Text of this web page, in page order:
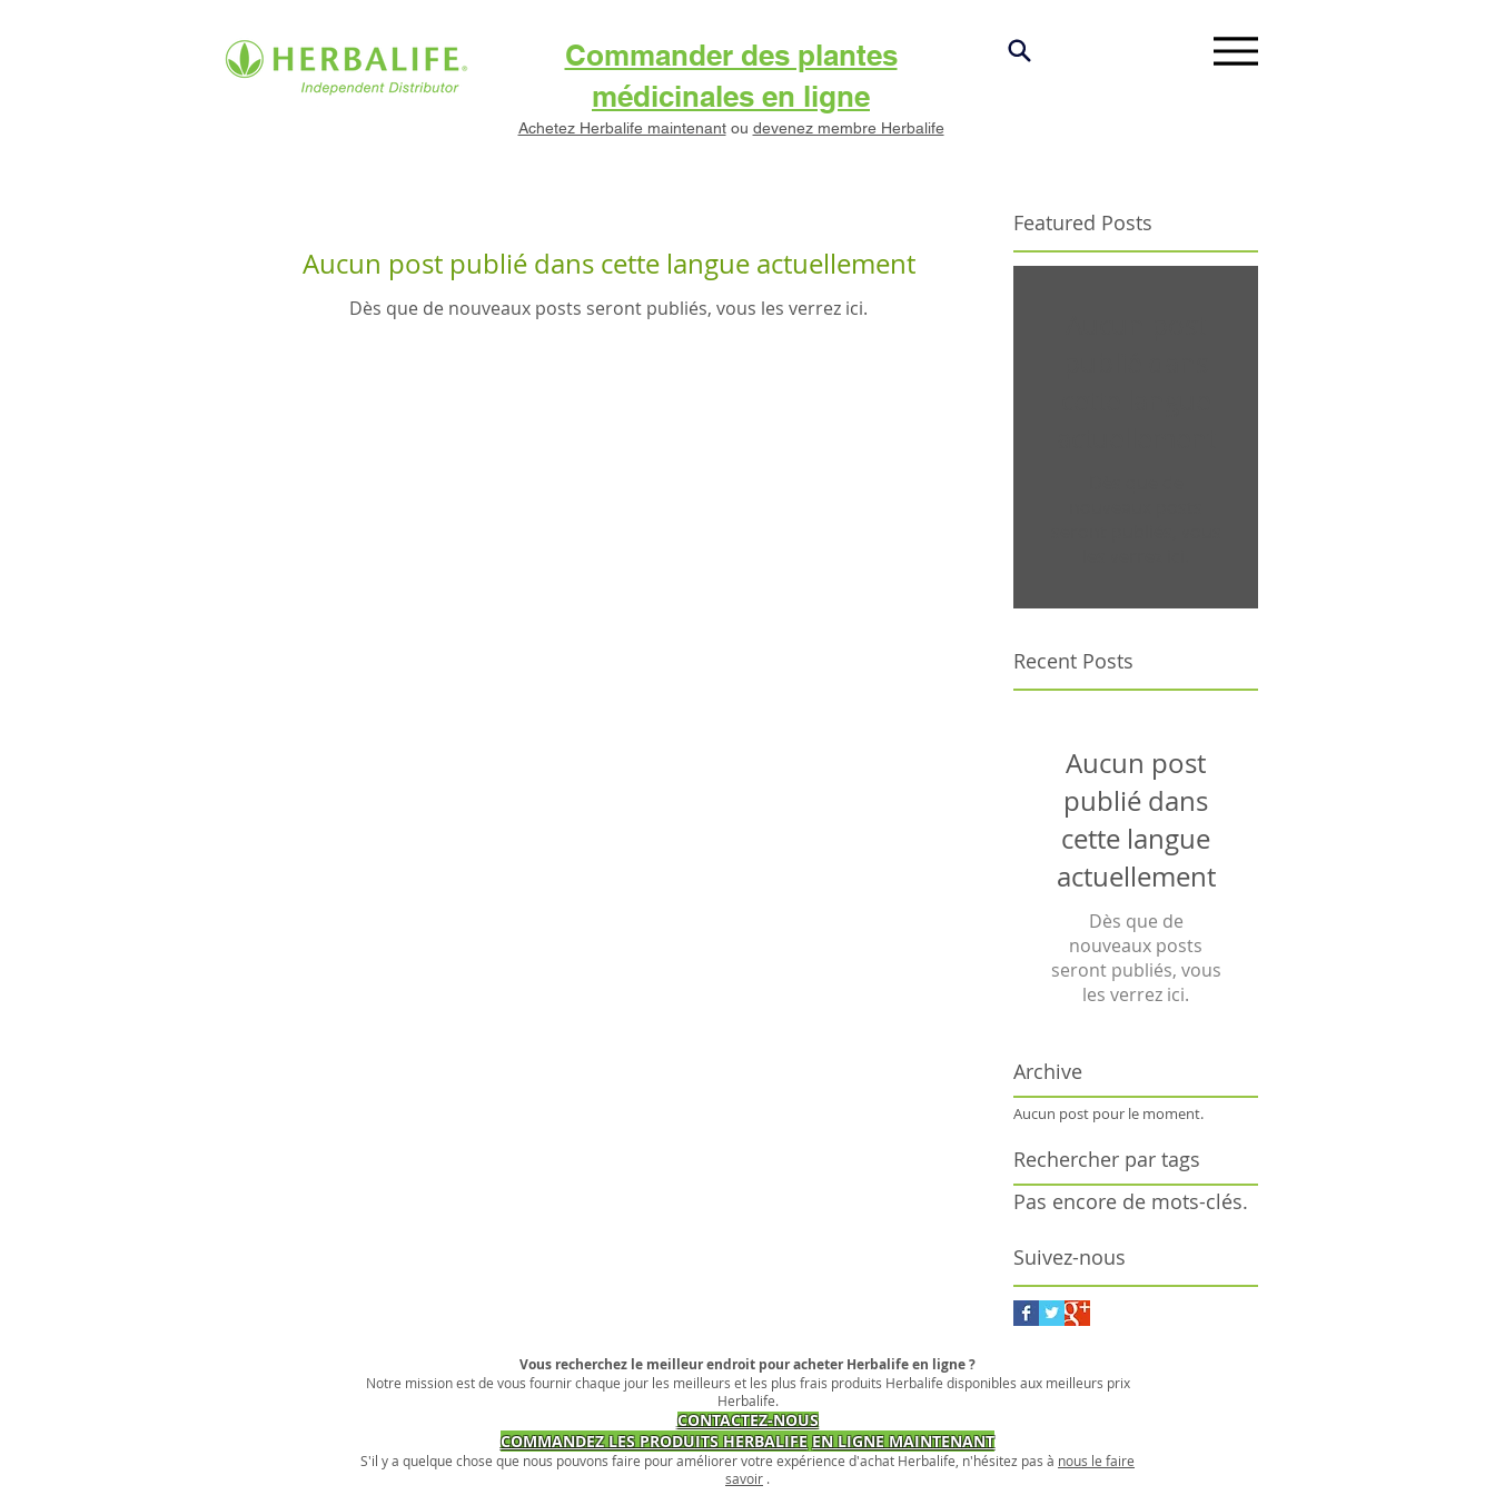
Commander des plantes
médicinales en ligne
Achetez Herbalife maintenantou devenez membre Herbalife
Aucun post publié dans cette langue actuellement
Dès que de nouveaux posts seront publiés, vous les verrez ici.
Featured Posts
Recent Posts
Aucun post
publié dans
cette langue
actuellement
Dès que de
nouveaux posts
seront publiés, vous
les verrez ici.
Archive
Aucun post pour le moment.
Rechercher par tags
Pas encore de mots-clés.
Suivez-nous
Vous recherchez le meilleur endroit pour acheter Herbalife en ligne ?
Notre mission est de vous fournir chaque jour les meilleurs et les plus frais produits Herbalife disponibles aux meilleurs prix
Herbalife.
CONTACTEZ-NOUS
COMMANDEZ LES PRODUITS HERBALIFE EN LIGNE MAINTENANT
S'il y a quelque chose que nous pouvons faire pour améliorer votre expérience d'achat Herbalife, n'hésitez pas à nous le faire
savoir .